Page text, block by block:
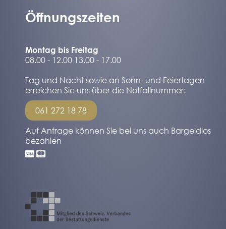
Öffnungszeiten
Montag bis Freitag
08.00 - 12.00 13.00 - 17.00
Tag und Nacht sowie an Sonn- und Feiertagen
erreichen Sie uns über die Notfallnummer:
061 272 18 78
Auf Anfrage können Sie bei uns auch Bargeldlos
bezahlen